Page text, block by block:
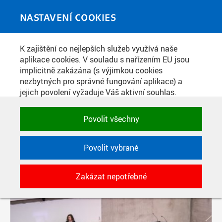
NASTAVENÍ COOKIES
K zajištění co nejlepších služeb využívá naše
aplikace cookies. V souladu s nařízením EU jsou
implicitně zakázána (s výjimkou cookies
nezbytných pro správné fungování aplikace) a
jejich povolení vyžaduje Váš aktivní souhlas.
zakázat, případně vybrat a povolit cookies podle
kategorie. Svoje rozhodnutí můžete samozřejmě
kdykoli změnit.
POTŘEBNÉ
Technické cookies využívané aplikacemi
ČVUT pro uchování jejich nastavení,
vlastností a identifikátorů relace. Jsou
nezbytné pro správné fungování a jsou
Povolit všechny
Povolit vybrané
Zakázat nepotřebné
MEDIATÉKA
PŘÍSPĚVKY PODLE FILTRU
Aktivní filtry: ŠTÍTEK: DEN OTEVŘENÝCH DVEŘÍ